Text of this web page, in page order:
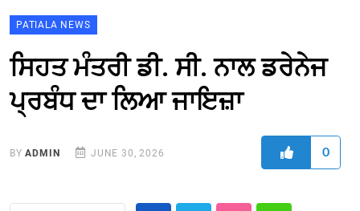
PATIALA NEWS
ਸਿਹਤ ਮੰਤਰੀ ਡੀ. ਸੀ. ਨਾਲ ਡਰੇਨੇਜ
ਪ੍ਰਬੰਧ ਦਾ ਲਿਆ ਜਾਇਜ਼ਾ
BYADMIN JUNE 30, 2026 0